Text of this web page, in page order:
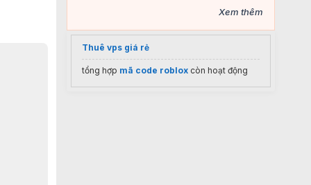
Xem thêm
Thuê vps giá rẻ
tổng hợp mã code roblox còn hoạt động